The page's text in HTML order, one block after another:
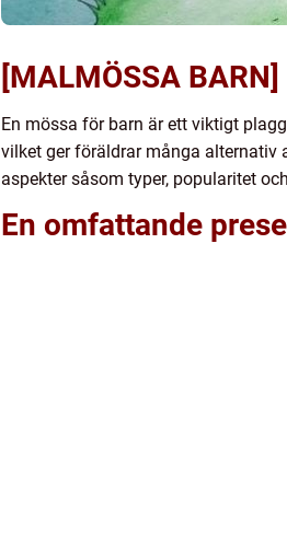
[MALMÖSSA BARN]
En mössa för barn är ett viktigt
vilket ger föräldrar många alternativ
aspekter såsom typer, popularitet
En omfattande